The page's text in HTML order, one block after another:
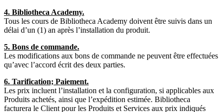
4. Bibliotheca Academy.
Tous les cours de Bibliotheca Academy doivent être suivis dans un
délai d’un (1) an après l’installation du produit.
5. Bons de commande.
Les modifications aux bons de commande ne peuvent être effectuées
qu’avec l’accord écrit des deux parties.
6. Tarification; Paiement.
Les prix incluent l’installation et la configuration, si applicables aux
Produits achetés, ainsi que l’expédition estimée. Bibliotheca
facturera le Client pour les Produits et Services aux prix indiqués